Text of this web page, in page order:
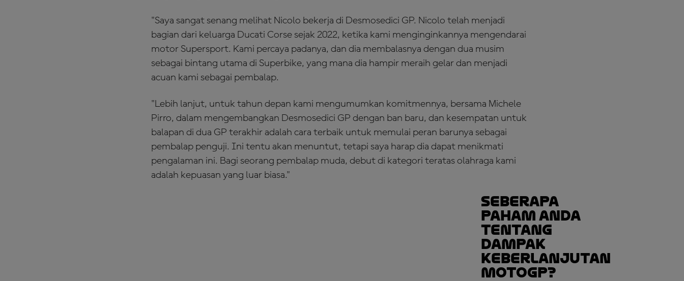
"Saya sangat senang melihat Nicolo bekerja di Desmosedici GP. Nicolo telah menjadi
bagian dari keluarga Ducati Corse sejak 2022, ketika kami menginginkannya mengendarai
motor Supersport. Kami percaya padanya, dan dia membalasnya dengan dua musim
sebagai bintang utama di Superbike, yang mana dia hampir meraih gelar dan menjadi
acuan kami sebagai pembalap.
"Lebih lanjut, untuk tahun depan kami mengumumkan komitmennya, bersama Michele
Pirro, dalam mengembangkan Desmosedici GP dengan ban baru, dan kesempatan untuk
balapan di dua GP terakhir adalah cara terbaik untuk memulai peran barunya sebagai
pembalap penguji. Ini tentu akan menuntut, tetapi saya harap dia dapat menikmati
pengalaman ini. Bagi seorang pembalap muda, debut di kategori teratas olahraga kami
adalah kepuasan yang luar biasa."
Seberapa
Paham Anda
tentang
Dampak
Keberlanjutan
MotoGP?